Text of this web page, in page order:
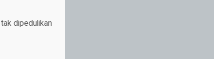
dipedulikan